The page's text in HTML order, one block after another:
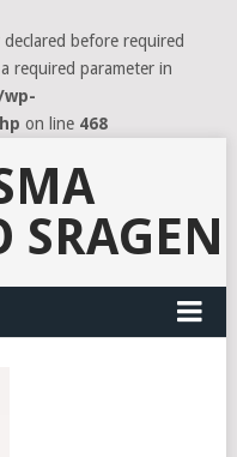
before required
required parameter in
on line 468
SRAGEN